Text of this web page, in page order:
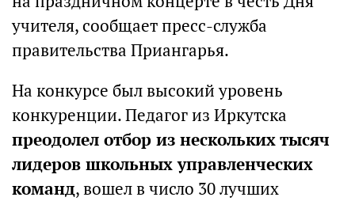
учителя, сообщает пресс-служба
правительства Приангарья.
На конкурсе был высокий уровень
конкуренции. Педагог из Иркутска
преодолел отбор из нескольких тысяч
лидеров школьных управленческих
команд, вошел в число 30 лучших